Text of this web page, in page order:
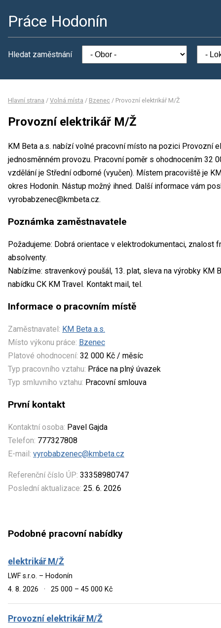
Práce Hodonín
Hledat zaměstnání
Hlavní strana / Volná místa / Bzenec / Provozní elektrikář M/Ž
Provozní elektrikář M/Ž
KM Beta a.s. nabízí volné pracovní místo na pozici Provozní
jednosměnném provozu. Pracovní poměr s ohodnocením 32
vzdělání je Střední odborné (vyučen). Místem pracoviště je
okres Hodonín. Nástup možný ihned. Další informace vám
vyrobabzenec@kmbeta.cz.
Poznámka zaměstnavatele
Požadujeme: Dobrá orientace v elektrodokumentaci, znalost
absolventy.
Nabízíme: stravenkový poušál, 13. plat, sleva na výrobky KM
nabídku CK KM Travel. Kontakt mail, tel.
Informace o pracovním místě
Zaměstnavatel: KM Beta a.s.
Místo výkonu práce: Bzenec
Platové ohodnocení: 32 000 Kč / měsíc
Typ pracovního vztahu: Práce na plný úvazek
Typ smluvního vztahu: Pracovní smlouva
První kontakt
Kontaktní osoba: Pavel Gajda
Telefon: 777327808
E-mail: vyrobabzenec@kmbeta.cz
Referenční číslo ÚP: 33358980747
Poslední aktualizace: 25. 6. 2026
Podobné pracovní nabídky
elektrikář M/Ž
LWF s.r.o. – Hodonín
4. 8. 2026
· 25 000 – 45 000 Kč
Provozní elektrikář M/Ž